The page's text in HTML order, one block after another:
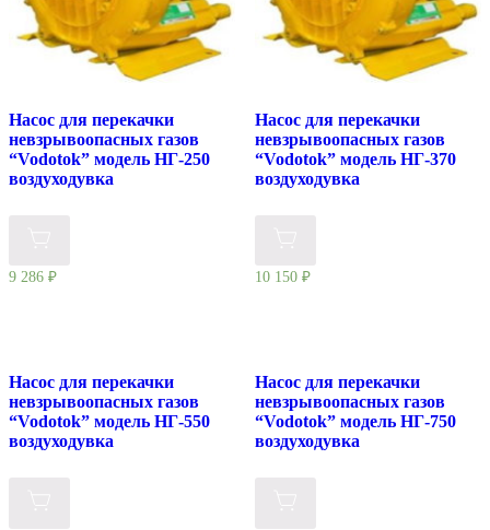
Насос для перекачки
невзрывоопасных газов
“Vodotok” модель НГ-250
воздуходувка
9 286 ₽
Насос для перекачки
невзрывоопасных газов
“Vodotok” модель НГ-370
воздуходувка
10 150 ₽
Насос для перекачки
невзрывоопасных газов
“Vodotok” модель НГ-550
воздуходувка
Насос для перекачки
невзрывоопасных газов
“Vodotok” модель НГ-750
воздуходувка